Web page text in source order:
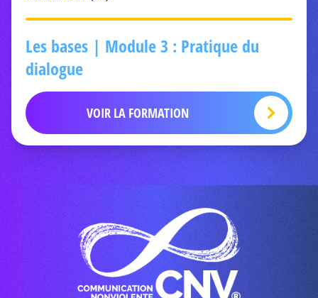
Les bases | Module 3 : Pratique du
dialogue
VOIR LA FORMATION